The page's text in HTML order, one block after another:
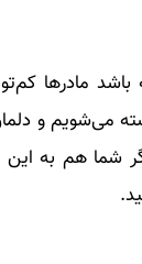
مادرها
می‌شویم و
شما هم به این